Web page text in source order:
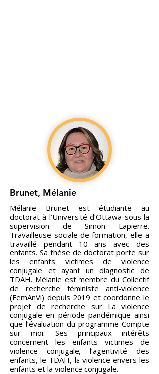
Brunet, Mélanie
Mélanie Brunet est étudiante au
doctorat à l’Université d’Ottawa sous la
supervision de Simon Lapierre.
Travailleuse sociale de formation, elle a
travaillé pendant 10 ans avec des
enfants. Sa thèse de doctorat porte sur
les enfants victimes de violence
conjugale et ayant un diagnostic de
TDAH. Mélanie est membre du Collectif
de recherche féministe anti-violence
(FemAnVi) depuis 2019 et coordonne le
projet de recherche sur La violence
conjugale en période pandémique ainsi
que l’évaluation du programme Compte
sur moi. Ses principaux intérêts
concernent les enfants victimes de
violence conjugale, l’agentivité des
enfants, le TDAH, la violence envers les
enfants et la violence conjugale.